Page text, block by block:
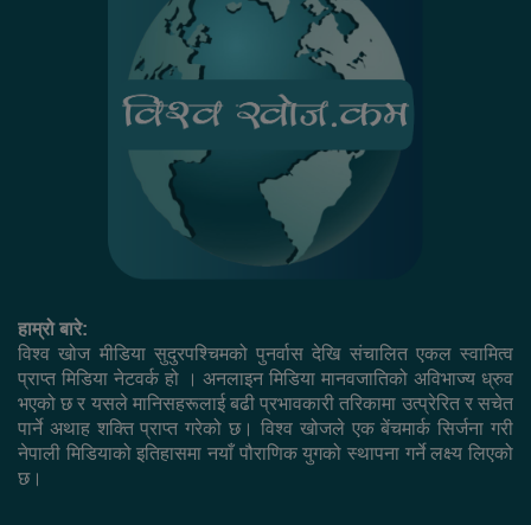
हाम्रो बारे:
विश्व खोज मीडिया सुदुरपश्चिमको पुनर्वास देखि संचालित एकल स्वामित्व
प्राप्त मिडिया नेटवर्क हो । अनलाइन मिडिया मानवजातिको अविभाज्य ध्रुव
भएको छ र यसले मानिसहरूलाई बढी प्रभावकारी तरिकामा उत्प्रेरित र सचेत
पार्ने अथाह शक्ति प्राप्त गरेको छ। विश्व खोजले एक बेंचमार्क सिर्जना गरी
नेपाली मिडियाको इतिहासमा नयाँ पौराणिक युगको स्थापना गर्ने लक्ष्य लिएको
छ।